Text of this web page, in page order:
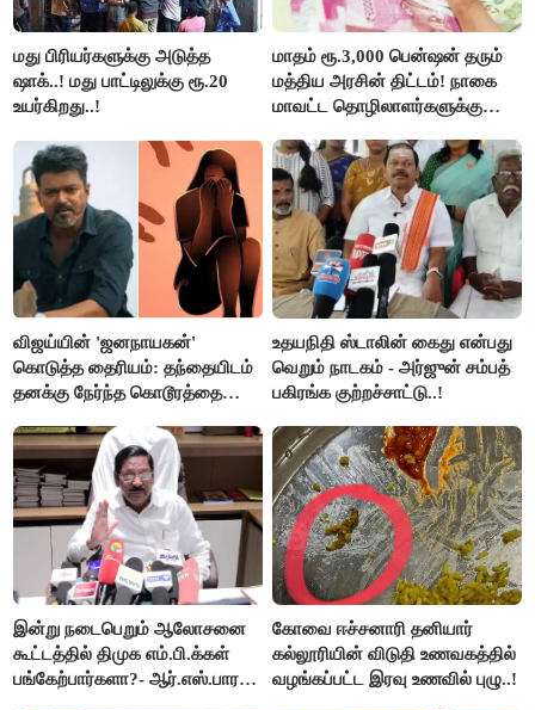
மது பிரியர்களுக்கு அடுத்த
ஷாக்..! மது பாட்டிலுக்கு ரூ.20
உயர்கிறது..!
மாதம் ரூ.3,000 பென்ஷன் தரும்
மத்திய அரசின் திட்டம்! நாகை
மாவட்ட தொழிலாளர்களுக்கு
செய்தி!
விஜய்யின் 'ஜனநாயகன்'
கொடுத்த தைரியம்: தந்தையிடம்
தனக்கு நேர்ந்த கொடூரத்தை
உதயநிதி ஸ்டாலின் கைது என்பது
வெறும் நாடகம் - அர்ஜுன் சம்பத்
பகிரங்க குற்றச்சாட்டு..!
இன்று நடைபெறும் ஆலோசனை
கூட்டத்தில் திமுக எம்.பி.க்கள்
பங்கேற்பார்களா?- ஆர்.எஸ்.பாரதி
கோவை ஈச்சனாரி தனியார்
கல்லூரியின் விடுதி உணவகத்தில்
வழங்கப்பட்ட இரவு உணவில் புழு..!